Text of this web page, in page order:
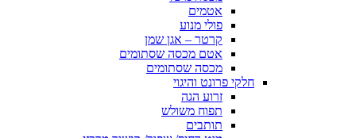
אטמים
פולי מנוע
קרטר – אגן שמן
אטם מכסה שסתומים
מכסה שסתומים
חלקי פרונט והיגוי
זרוע הגה
תפוח משולש
תותבים